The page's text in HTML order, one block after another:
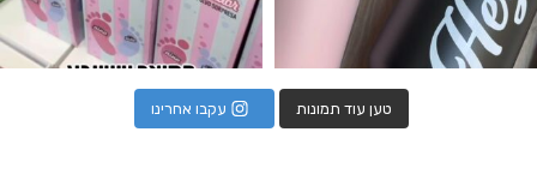
טען עוד תמונות עקבו אחרינו